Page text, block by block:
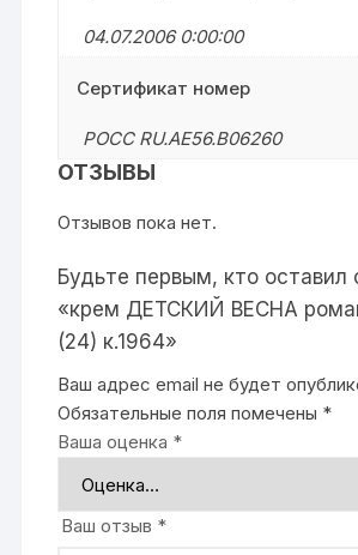
04.07.2006 0:00:00
Сертификат номер
РОСС RU.АЕ56.В06260
ОТЗЫВЫ
Отзывов пока нет.
Будьте первым, кто оставил
«крем ДЕТСКИЙ ВЕСНА
(24) к.1964»
Ваш адрес email не будет
Обязательные поля помечены *
Ваша оценка *
Ваш отзыв *